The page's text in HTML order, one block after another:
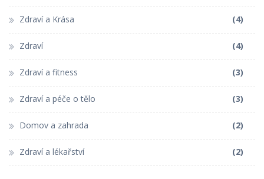
Zdraví a Krása (4)
Zdraví (4)
Zdraví a fitness (3)
Zdraví a péče o tělo (3)
Domov a zahrada (2)
Zdraví a lékařství (2)